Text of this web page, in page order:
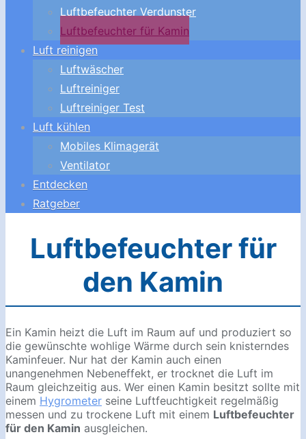
Luftbefeuchter Verdunster
Luftbefeuchter für Kamin
Luft reinigen
Luftwäscher
Luftreiniger
Luftreiniger Test
Luft kühlen
Mobiles Klimagerät
Ventilator
Entdecken
Ratgeber
Luftbefeuchter für
den Kamin
Ein Kamin heizt die Luft im Raum auf und produziert so
die gewünschte wohlige Wärme durch sein knisterndes
Kaminfeuer. Nur hat der Kamin auch einen
unangenehmen Nebeneffekt, er trocknet die Luft im
Raum gleichzeitig aus. Wer einen Kamin besitzt sollte mit
einem Hygrometer seine Luftfeuchtigkeit regelmäßig
messen und zu trockene Luft mit einem Luftbefeuchter
für den Kamin ausgleichen.